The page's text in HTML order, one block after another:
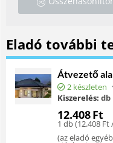
Eladó további
Átvezető
2 készleten
Kiszerelés: db
12.408Ft
1 db (12.408 Ft
(az eladó egyéb